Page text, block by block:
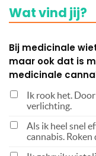
Wat vind jij?
Bij medicinale
maar ook dat is
medicinale
Ik rook het.
verlichting.
Als ik heel snel
cannabis. Roken